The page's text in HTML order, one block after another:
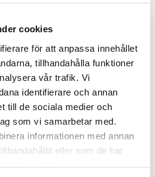
cookies
för att anpassa innehållet
tillhandahålla funktioner
vår trafik. Vi
identifierare och annan
till de sociala medier och
som vi samarbetar med.
informationen med annan
eller som de har
och veckovis, så att du
och administrativt arbete. Till din
en area manager, och under
rutiner som du behöver ha koll